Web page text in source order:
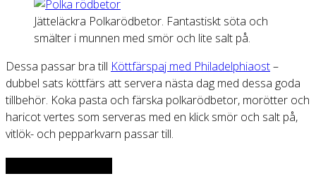
Jätteläckra Polkarödbetor. Fantastiskt söta och
smälter i munnen med smör och lite salt på.
Dessa passar bra till Köttfärspaj med Philadelphiaost–
dubbel sats köttfärs att servera nästa dag med dessa goda
tillbehör. Koka pasta och färska polkarödbetor, morötter och
haricot vertes som serveras med en klick smör och salt på,
vitlök- och pepparkvarn passar till.